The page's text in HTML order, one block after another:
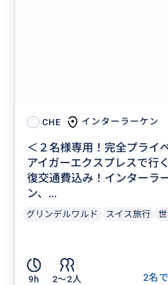
CHE インターラーケン
＜２名様専用！完全プライ
アイガーエクスプレスで行
復交通費込み！インターラ
ン、...
グリンデルワルド スイス旅行
9h 2〜2人
2名